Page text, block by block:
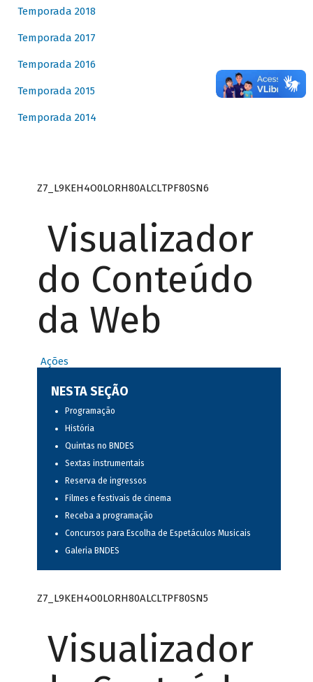
Temporada 2018
Temporada 2017
Temporada 2016
Temporada 2015
Temporada 2014
Z7_L9KEH4O0LORH80ALCLTPF80SN6
Visualizador
do Conteúdo
da Web
Ações
NESTA SEÇÃO
Programação
História
Quintas no BNDES
Sextas instrumentais
Reserva de ingressos
Filmes e festivais de cinema
Receba a programação
Concursos para Escolha de Espetáculos Musicais
Galeria BNDES
Z7_L9KEH4O0LORH80ALCLTPF80SN5
Visualizador